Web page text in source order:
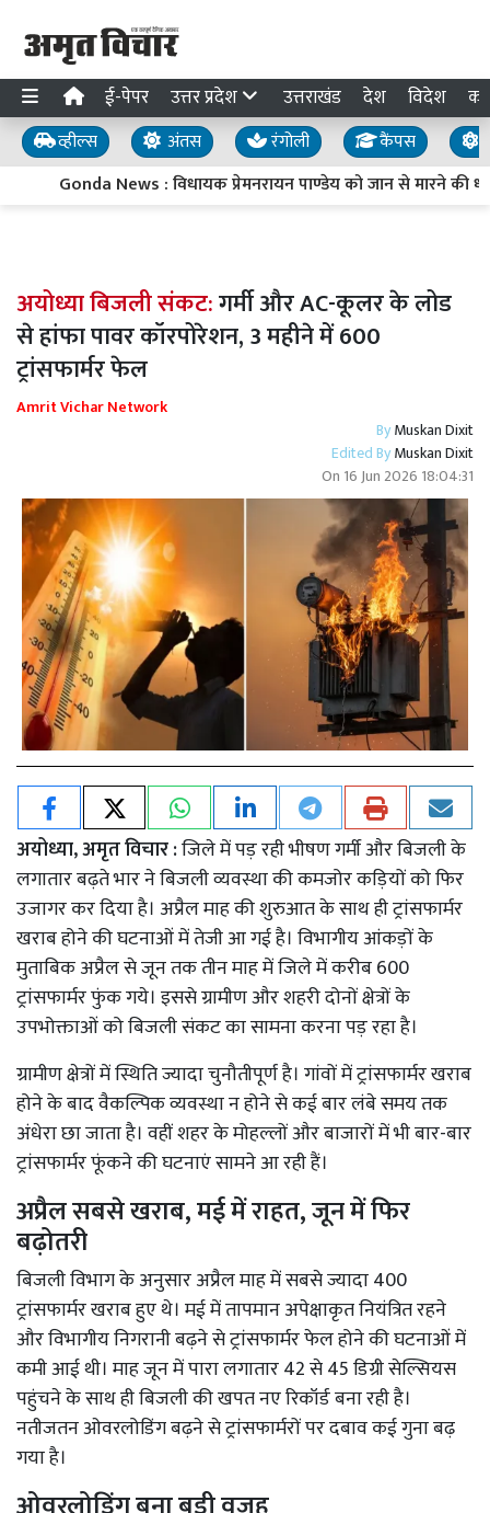
ई-पेपर उत्तर प्रदेश उत्तराखंड देश विदेश
व्हील्स अंतस रंगोली कैंपस
Gonda News : विधायक प्रेमनरायन पाण्डेय को जान से मारने की
अयोध्या बिजली संकट:गर्मी और AC-कूलर के लोड
से हांफा पावर कॉरपोरेशन, 3 महीने में 600
ट्रांसफार्मर फेल
Amrit Vichar Network
ByMuskan Dixit
Edited ByMuskan Dixit
On 16 Jun 2026 18:04:31
अयोध्या, अमृत विचार :जिले में पड़ रही भीषण गर्मी और बिजली के
लगातार बढ़ते भार ने बिजली व्यवस्था की कमजोर कड़ियों को फिर
उजागर कर दिया है। अप्रैल माह की शुरुआत के साथ ही ट्रांसफार्मर
खराब होने की घटनाओं में तेजी आ गई है। विभागीय आंकड़ों के
मुताबिक अप्रैल से जून तक तीन माह में जिले में करीब 600
ट्रांसफार्मर फुंक गये। इससे ग्रामीण और शहरी दोनों क्षेत्रों के
उपभोक्ताओं को बिजली संकट का सामना करना पड़ रहा है।
ग्रामीण क्षेत्रों में स्थिति ज्यादा चुनौतीपूर्ण है। गांवों में ट्रांसफार्मर खराब
होने के बाद वैकल्पिक व्यवस्था न होने से कई बार लंबे समय तक
अंधेरा छा जाता है। वहीं शहर के मोहल्लों और बाजारों में भी बार-बार
ट्रांसफार्मर फूंकने की घटनाएं सामने आ रही हैं।
अप्रैल सबसे खराब, मई में राहत, जून में फिर
बढ़ोतरी
बिजली विभाग के अनुसार अप्रैल माह में सबसे ज्यादा 400
ट्रांसफार्मर खराब हुए थे। मई में तापमान अपेक्षाकृत नियंत्रित रहने
और विभागीय निगरानी बढ़ने से ट्रांसफार्मर फेल होने की घटनाओं में
कमी आई थी। माह जून में पारा लगातार 42 से 45 डिग्री सेल्सियस
पहुंचने के साथ ही बिजली की खपत नए रिकॉर्ड बना रही है।
नतीजतन ओवरलोडिंग बढ़ने से ट्रांसफार्मरों पर दबाव कई गुना बढ़
गया है।